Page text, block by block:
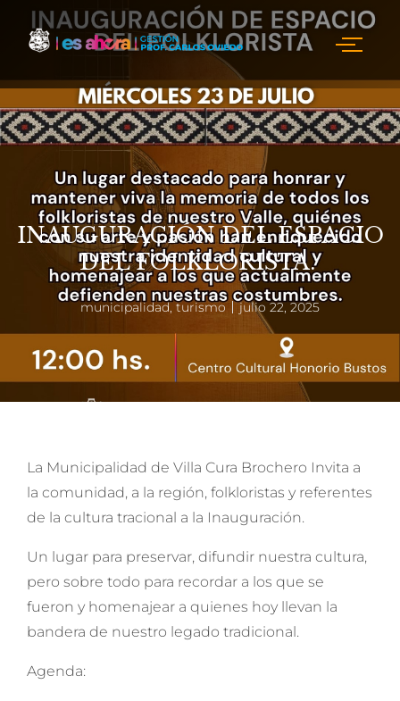
INAUGURACIÓN DEL ESPACIO
DEL FOLKLORISTA.
municipalidad,turismo julio 22, 2025
La Municipalidad de Villa Cura Brochero Invita a
la comunidad, a la región, folkloristas y referentes
de la cultura tracional a la Inauguración.
Un lugar para preservar, difundir nuestra cultura,
pero sobre todo para recordar a los que se
fueron y homenajear a quienes hoy llevan la
bandera de nuestro legado tradicional.
Agenda: